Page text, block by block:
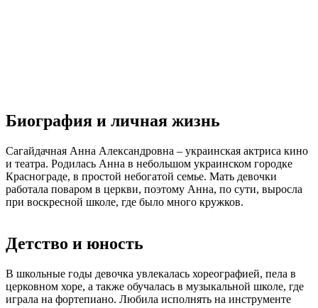
Биография и личная жизнь
Сагайдачная Анна Александровна – украинская актриса кино
и театра. Родилась Анна в небольшом украинском городке
Краснограде, в простой небогатой семье. Мать девочки
работала поваром в церкви, поэтому Анна, по сути, выросла
при воскресной школе, где было много кружков.
Детство и юность
В школьные годы девочка увлекалась хореографией, пела в
церковном хоре, а также обучалась в музыкальной школе, где
играла на фортепиано. Любила исполнять на инструменте